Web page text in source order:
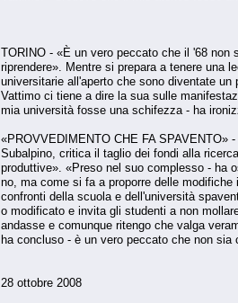
TORINO - «È un vero peccato che il '68
riprendere». Mentre si prepara a tenere una
universitarie all'aperto che sono diventate
Vattimo ci tiene a dire la sua sulle
mia università fosse una schifezza - ha
«PROVVEDIMENTO CHE FA SPAVENTO»
Subalpino, critica il taglio dei fondi alla
produttive». «Preso nel suo complesso - ha
no, ma come si fa a proporre delle
confronti della scuola e dell'università
o modificato e invita gli studenti a non
andasse e comunque ritengo che valga
ha concluso - è un vero peccato che non
28 ottobre 2008